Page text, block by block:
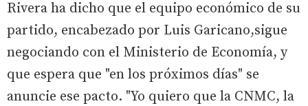
Rivera ha dicho que el equipo económico de su
partido, encabezado por Luis Garicano,sigue
negociando con el Ministerio de Economía, y
que espera que "en los próximos días" se
anuncie ese pacto. "Yo quiero que la CNMC, la